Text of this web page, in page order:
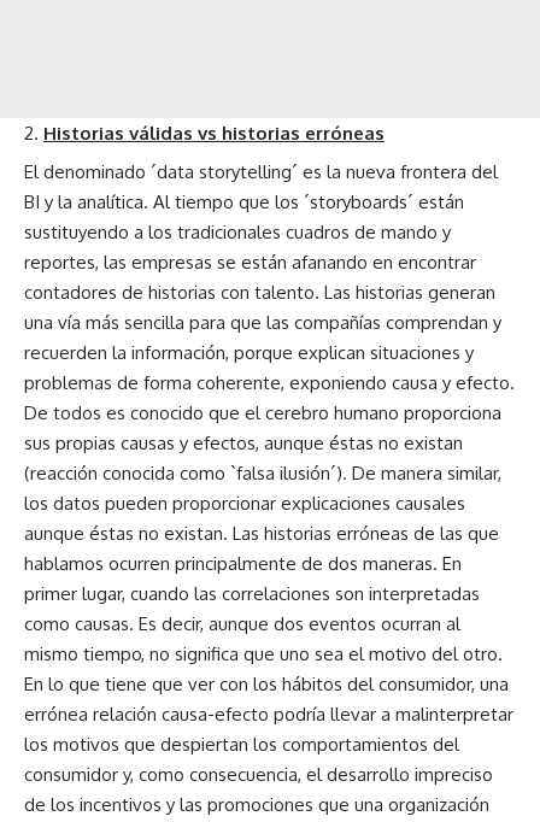
Historias válidas vs historias erróneas
El denominado ´data storytelling´ es la nueva frontera del
BI y la analítica. Al tiempo que los ´storyboards´ están
sustituyendo a los tradicionales cuadros de mando y
reportes, las empresas se están afanando en encontrar
contadores de historias con talento. Las historias generan
una vía más sencilla para que las compañías comprendan y
recuerden la información, porque explican situaciones y
problemas de forma coherente, exponiendo causa y efecto.
De todos es conocido que el cerebro humano proporciona
sus propias causas y efectos, aunque éstas no existan
(reacción conocida como `falsa ilusión´). De manera similar,
los datos pueden proporcionar explicaciones causales
aunque éstas no existan. Las historias erróneas de las que
hablamos ocurren principalmente de dos maneras. En
primer lugar, cuando las correlaciones son interpretadas
como causas. Es decir, aunque dos eventos ocurran al
mismo tiempo, no significa que uno sea el motivo del otro.
En lo que tiene que ver con los hábitos del consumidor, una
errónea relación causa-efecto podría llevar a malinterpretar
los motivos que despiertan los comportamientos del
consumidor y, como consecuencia, el desarrollo impreciso
de los incentivos y las promociones que una organización